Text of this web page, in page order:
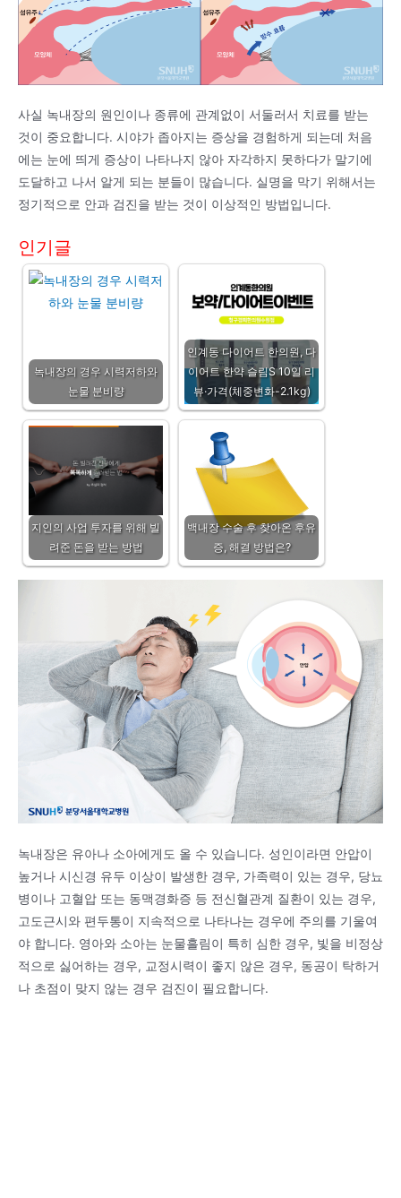
사실 녹내장의 원인이나 종류에 관계없이 서둘러서 치료를 받는
것이 중요합니다. 시야가 좁아지는 증상을 경험하게 되는데 처음
에는 눈에 띄게 증상이 나타나지 않아 자각하지 못하다가 말기에
도달하고 나서 알게 되는 분들이 많습니다. 실명을 막기 위해서는
정기적으로 안과 검진을 받는 것이 이상적인 방법입니다.
인기글
녹내장의 경우 시력저하와
눈물 분비량
인계동 다이어트 한의원, 다
이어트 한약 슬림S 10일 리
뷰·가격(체중변화-2.1kg)
지인의 사업 투자를 위해 빌
려준 돈을 받는 방법
백내장 수술 후 찾아온 후유
증, 해결 방법은?
녹내장은 유아나 소아에게도 올 수 있습니다. 성인이라면 안압이
높거나 시신경 유두 이상이 발생한 경우, 가족력이 있는 경우, 당뇨
병이나 고혈압 또는 동맥경화증 등 전신혈관계 질환이 있는 경우,
고도근시와 편두통이 지속적으로 나타나는 경우에 주의를 기울여
야 합니다. 영아와 소아는 눈물흘림이 특히 심한 경우, 빛을 비정상
적으로 싫어하는 경우, 교정시력이 좋지 않은 경우, 동공이 탁하거
나 초점이 맞지 않는 경우 검진이 필요합니다.